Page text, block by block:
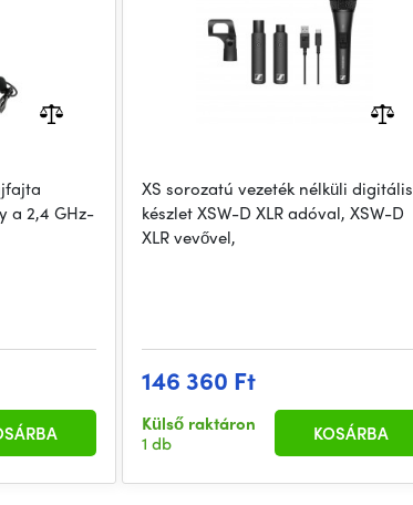
a 2,4 GHz-
XS sorozatú vezeték nélküli digitális
készlet XSW-D XLR adóval, XSW-D
XLR vevővel,
146 360 Ft
Külső raktáron
1 db
KOSÁRBA